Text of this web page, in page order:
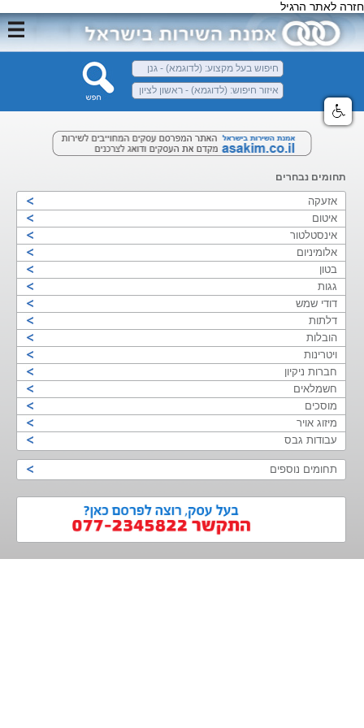
חזרה לאתר הרגיל
תחומים נבחרים
אזעקה
איטום
אינסטלטור
אלומיניום
בטון
גגות
דודי שמש
דלתות
הובלות
ויטרינות
חברות ניקיון
חשמלאים
מוסכים
מיזוג אויר
עבודות גבס
תחומים נוספים